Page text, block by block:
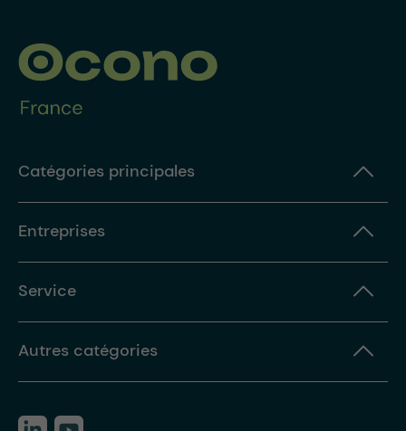
Catégories principales
Entreprises
Service
Autres catégories